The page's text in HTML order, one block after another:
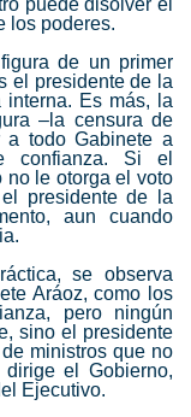
puede disolver el
los poderes.
de un primer
el presidente de la
Es más, la
–la censura de
a todo Gabinete a
confianza. Si el
no le otorga el voto
presidente de la
aun cuando
se observa
Aráoz, como los
pero ningún
sino el presidente
ministros que no
el Gobierno,
Ejecutivo.